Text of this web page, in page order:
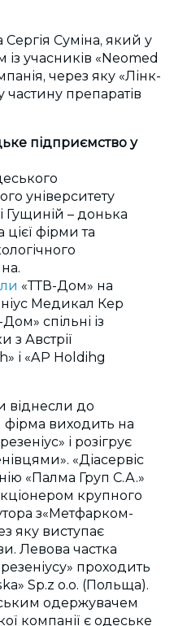
Сергія Суміна, який у
учасників «Neomed
через яку «Лінк-
препаратів
підприємство у
університету
Гущиній – донька
фірми та
«ТТВ-Дом» на
Медикал Кер
спільні із
з Австрії
і «AP Holdihg
віднесли до
фірма виходить на
і розігрує
«Діасервіс
«Палма Груп С.А.»
крупного
з«Метфарком-
яку виступає
Левова частка
проходить
Sp.z o.o. (Польща).
одержувачем
компанії є одеське